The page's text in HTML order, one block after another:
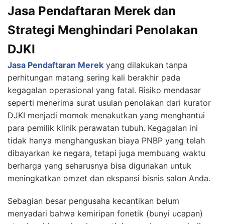
Jasa Pendaftaran Merek dan
Strategi Menghindari Penolakan
DJKI
Jasa Pendaftaran Merek yang dilakukan tanpa
perhitungan matang sering kali berakhir pada
kegagalan operasional yang fatal. Risiko mendasar
seperti menerima surat usulan penolakan dari kurator
DJKI menjadi momok menakutkan yang menghantui
para pemilik klinik perawatan tubuh. Kegagalan ini
tidak hanya menghanguskan biaya PNBP yang telah
dibayarkan ke negara, tetapi juga membuang waktu
berharga yang seharusnya bisa digunakan untuk
meningkatkan omzet dan ekspansi bisnis salon Anda.
Sebagian besar pengusaha kecantikan belum
menyadari bahwa kemiripan fonetik (bunyi ucapan)